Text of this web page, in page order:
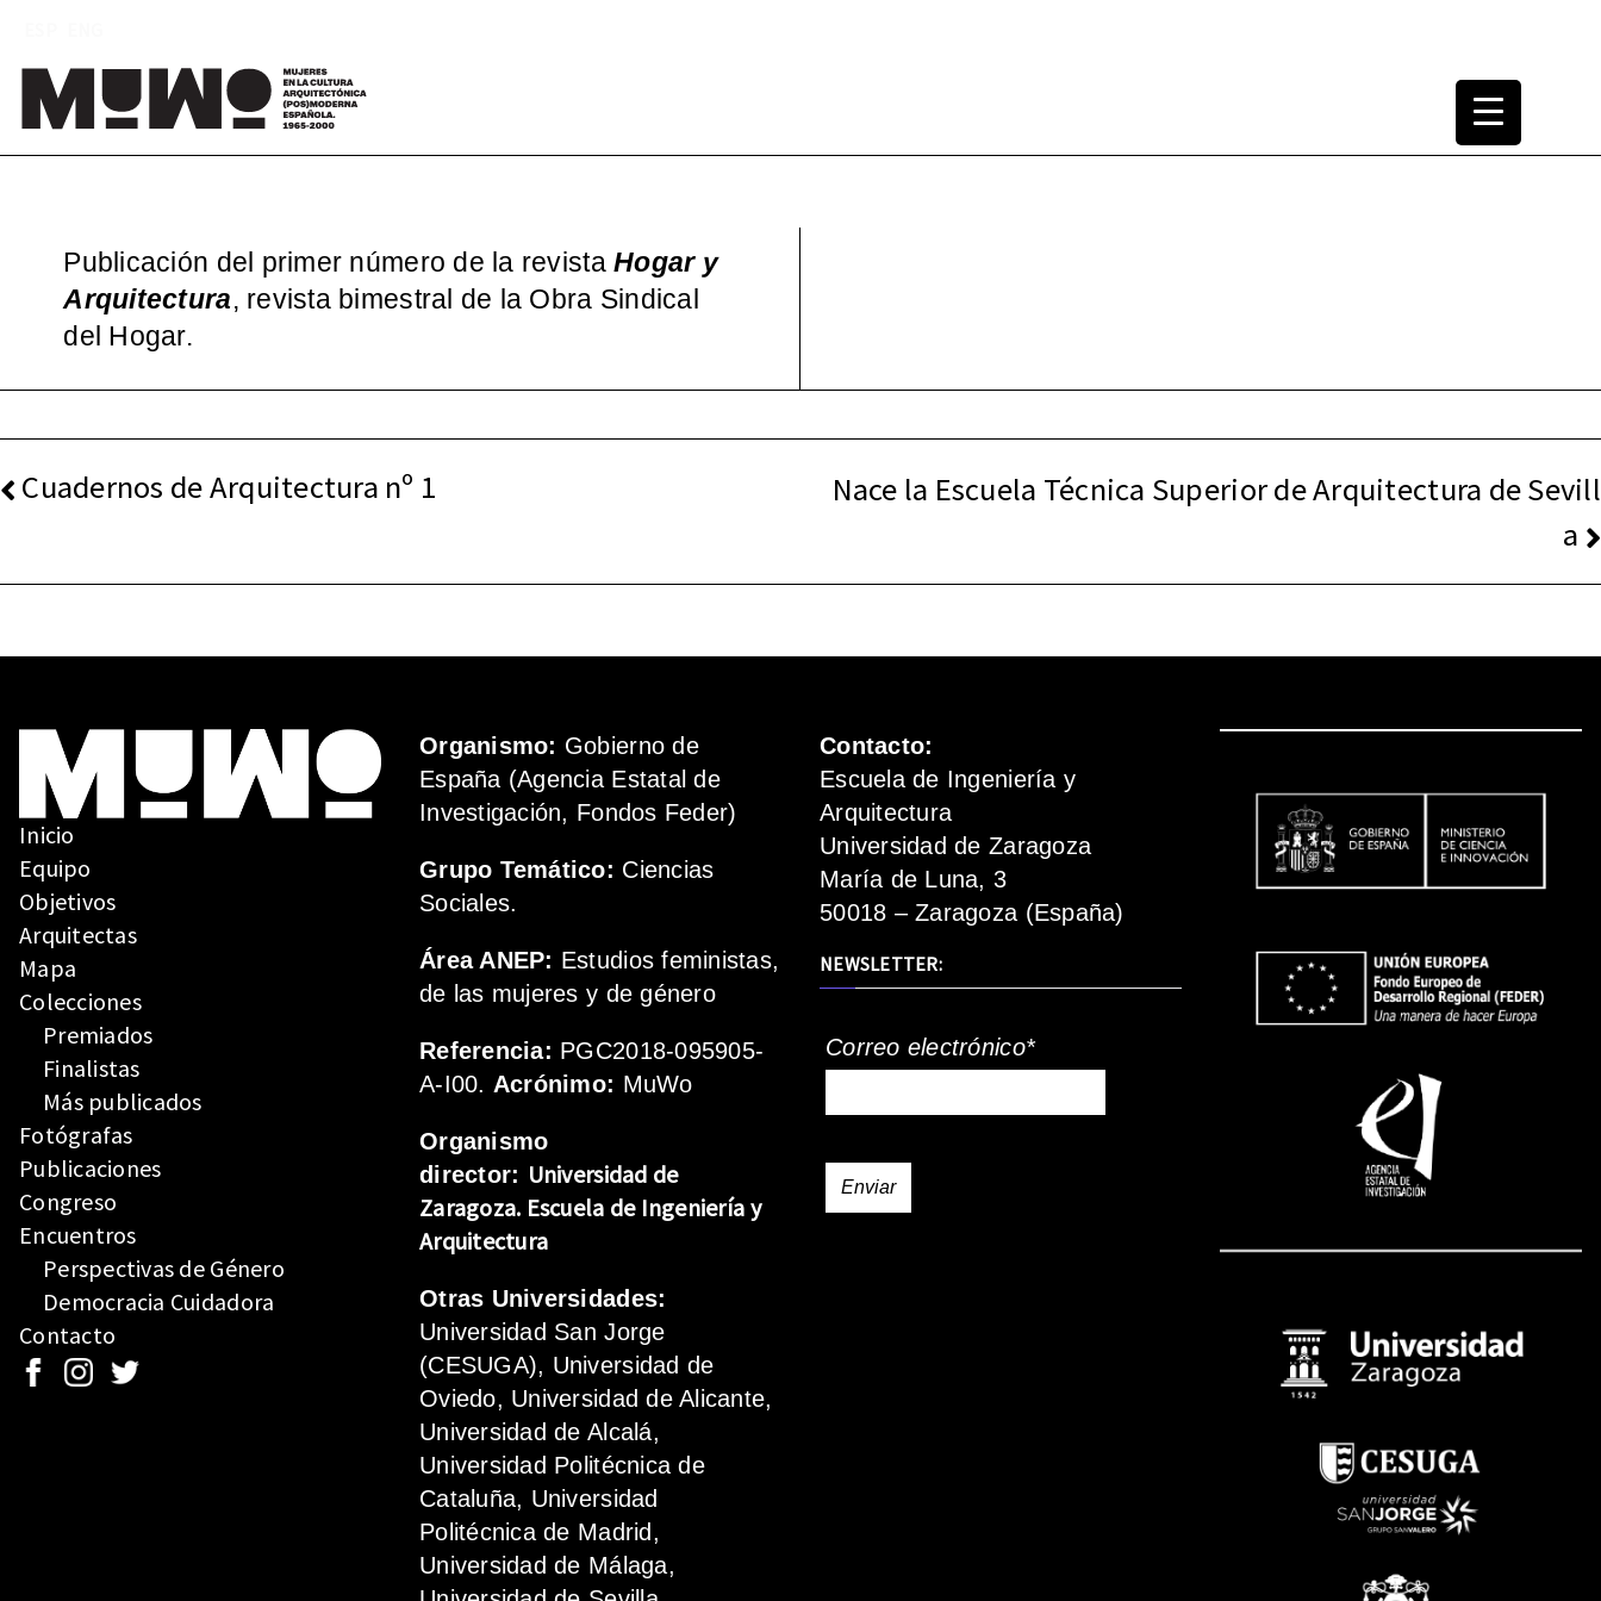
al
contenido
MuWo – Mujeres en la Cultura Arquitectónica
Publicación del primer número de la revistaHogar y
Arquitectura, revista bimestral de la Obra Sindical
del Hogar.
NAVEGACIÓN
ENTRADAS
Cuadernos de Arquitectura nº 1
Nace la Escuela Técnica Superior de Arquitectura de Sevill
a
Inicio
Equipo
Objetivos
Arquitectas
Mapa
Colecciones
Premiados
Finalistas
Más publicados
Fotógrafas
Publicaciones
Congreso
Encuentros
Perspectivas de Género
Democracia Cuidadora
Contacto
Organismo: Gobierno de
España (Agencia Estatal de
Investigación, Fondos Feder)
Grupo Temático: Ciencias
Sociales.
Área ANEP: Estudios feministas,
de las mujeres y de género
Referencia: PGC2018-095905-
A-I00. Acrónimo: MuWo
Organismo
director: Universidad de
Zaragoza. Escuela de Ingeniería y
Arquitectura
Otras Universidades:
Universidad San Jorge
(CESUGA), Universidad de
Oviedo, Universidad de Alicante,
Universidad de Alcalá,
Universidad Politécnica de
Cataluña, Universidad
Politécnica de Madrid,
Universidad de Málaga,
Contacto:
Escuela de Ingeniería y
Arquitectura
Universidad de Zaragoza
María de Luna, 3
50018 – Zaragoza (España)
NEWSLETTER:
Correo electrónico*